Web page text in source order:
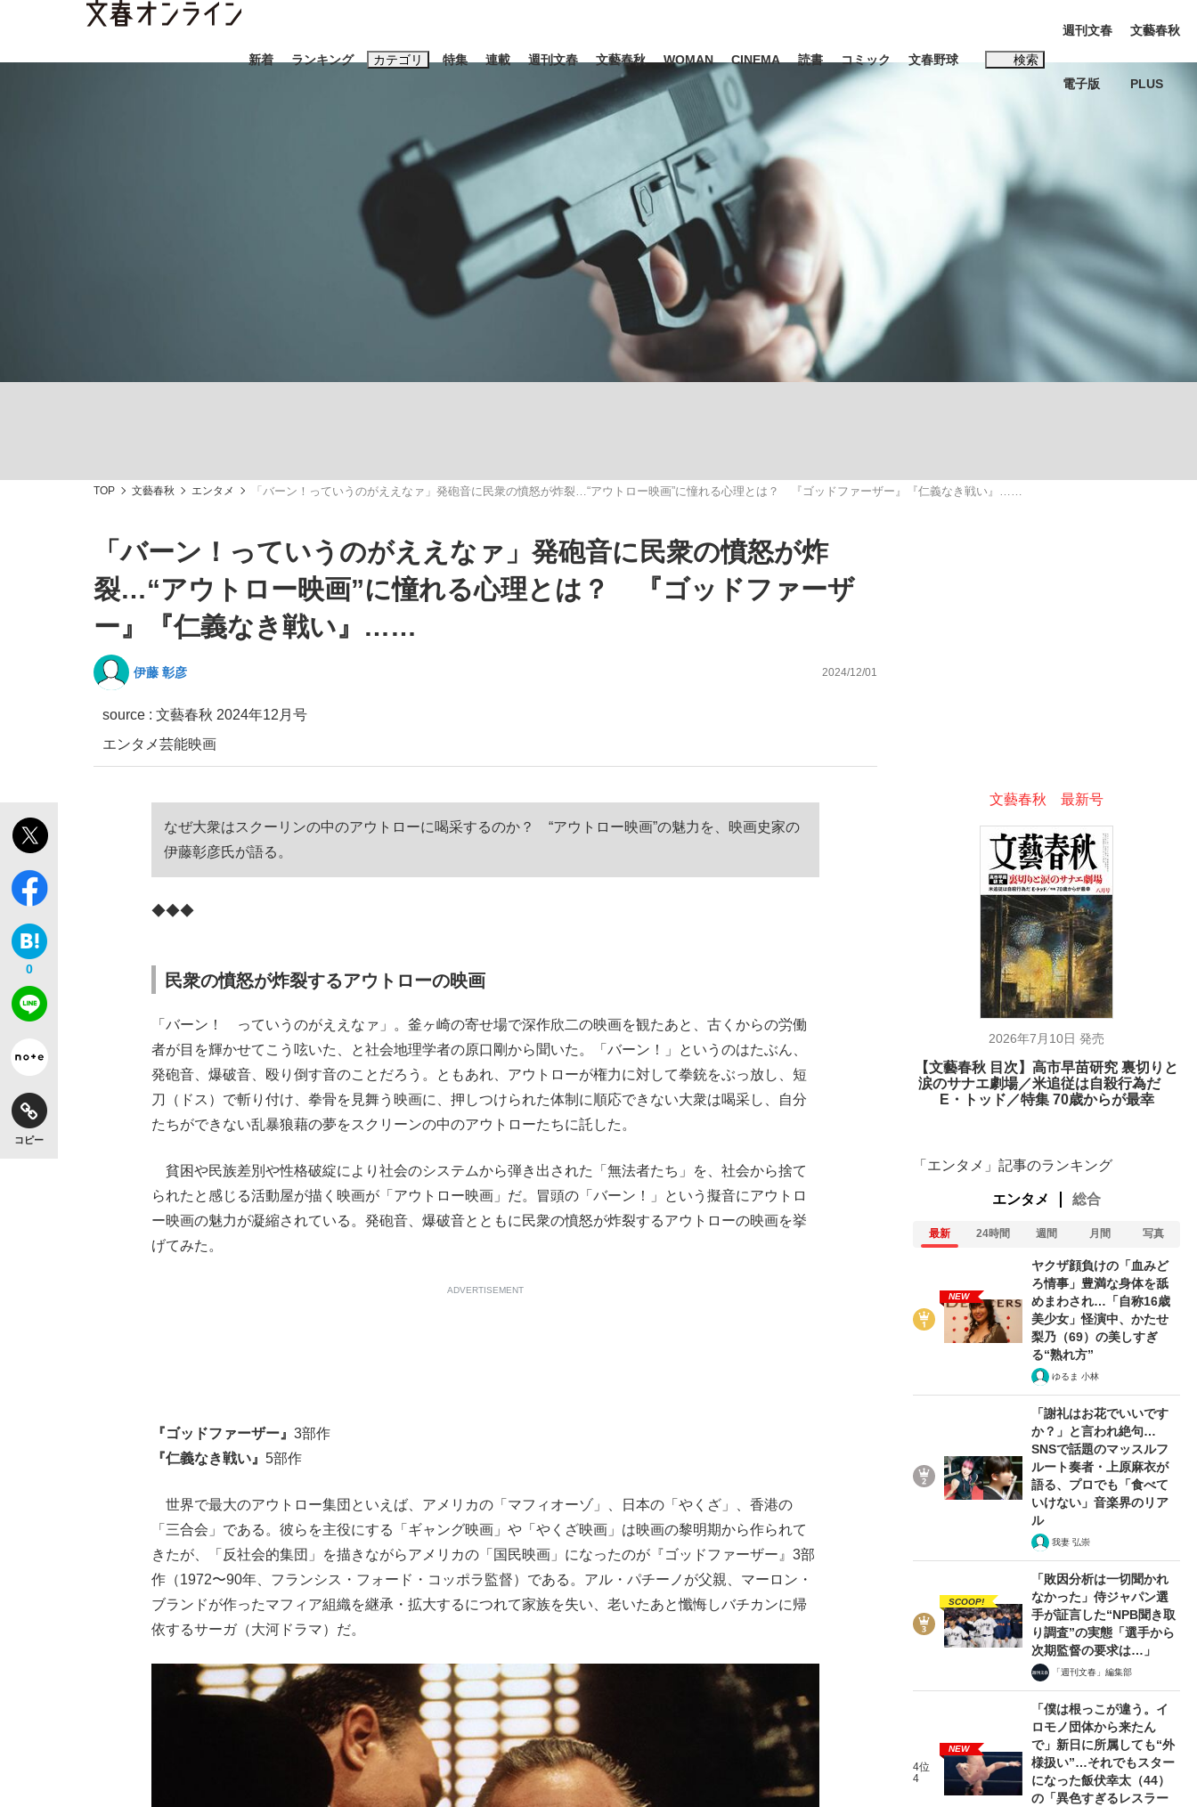
新着 ランキング カテゴリ
ライフ ビジネス インタビュー
「最悪の空気のまま解散」WBC日本代表“敗戦”の真実 選手が明かす...
「敗因分析は一切聞かれなかった」侍ジャパン選手が証言した“NPB聞... 「クマが悪者扱いされているのが悲しい」『北の国から』倉本聰氏（91...
もっと見る
特集
観る将棋、読む将棋
キングの誕生を、目撃せよ。
連載 週刊文春 文藝春秋 WOMAN CINEMA 読書 コミック 文春野球 検索
キーワード入力
おすすめのキーワードタグ一覧
#高市早苗 #後藤真希 #森岡毅 #城彰二 #内田有紀
#松田聖子
#玉木雄一郎
週刊文春
電子版
文藝春秋
PLUS
TOP 文藝春秋 エンタメ 「バーン！っていうのがええなァ」発砲音に民衆の憤怒が炸裂…“アウトロー映画”に憧れる心理とは？ 『ゴッドファーザー』『仁義なき戦い』……
「バーン！っていうのがええなァ」発砲音に民衆の憤怒が炸
裂…“アウトロー映画”に憧れる心理とは？ 『ゴッドファーザ
ー』『仁義なき戦い』……
伊藤 彰彦 2024/12/01
source : 文藝春秋 2024年12月号
エンタメ芸能映画
0
コピー
なぜ大衆はスクーリンの中のアウトローに喝采するのか？ “アウトロー映画”の魅力を、映画史家の
伊藤彰彦氏が語る。
◆◆◆
民衆の憤怒が炸裂するアウトローの映画
「バーン！ っていうのがええなァ」。釜ヶ崎の寄せ場で深作欣二の映画を観たあと、古くからの労働
者が目を輝かせてこう呟いた、と社会地理学者の原口剛から聞いた。「バーン！」というのはたぶん、
発砲音、爆破音、殴り倒す音のことだろう。ともあれ、アウトローが権力に対して拳銃をぶっ放し、短
刀（ドス）で斬り付け、拳骨を見舞う映画に、押しつけられた体制に順応できない大衆は喝采し、自分
たちができない乱暴狼藉の夢をスクリーンの中のアウトローたちに託した。
貧困や民族差別や性格破綻により社会のシステムから弾き出された「無法者たち」を、社会から捨て
られたと感じる活動屋が描く映画が「アウトロー映画」だ。冒頭の「バーン！」という擬音にアウトロ
ー映画の魅力が凝縮されている。発砲音、爆破音とともに民衆の憤怒が炸裂するアウトローの映画を挙
げてみた。
ADVERTISEMENT
『ゴッドファーザー』 3部作
『仁義なき戦い』 5部作
世界で最大のアウトロー集団といえば、アメリカの「マフィオーゾ」、日本の「やくざ」、香港の
「三合会」である。彼らを主役にする「ギャング映画」や「やくざ映画」は映画の黎明期から作られて
きたが、「反社会的集団」を描きながらアメリカの「国民映画」になったのが『ゴッドファーザー』3部
作（1972〜90年、フランシス・フォード・コッポラ監督）である。アル・パチーノが父親、マーロン・
ブランドが作ったマフィア組織を継承・拡大するにつれて家族を失い、老いたあと懺悔しバチカンに帰
依するサーガ（大河ドラマ）だ。
文藝春秋 最新号
2026年7月10日 発売
【文藝春秋 目次】高市早苗研究 裏切りと
涙のサナエ劇場／米追従は自殺行為だ
E・トッド／特集 70歳からが最幸
「エンタメ」記事のランキング
エンタメ 総合
最新 24時間 週間 月間 写真
NEW
ヤクザ顔負けの「血みど
ろ情事」豊満な身体を舐
めまわされ…「自称16歳
美少女」怪演中、かたせ
梨乃（69）の美しすぎ
る“熟れ方”
ゆるま 小林
「謝礼はお花でいいです
か？」と言われ絶句…
SNSで話題のマッスルフ
ルート奏者・上原麻衣が
語る、プロでも「食べて
いけない」音楽界のリア
ル
我妻 弘崇
SCOOP!
「敗因分析は一切聞かれ
なかった」侍ジャパン選
手が証言した“NPB聞き取
り調査”の実態「選手から
次期監督の要求は…」
「週刊文春」編集部
4位
4
NEW
「僕は根っこが違う。イ
ロモノ団体から来たん
で」新日に所属しても“外
様扱い”…それでもスター
になった飯伏幸太（44）
の「異色すぎるレスラー